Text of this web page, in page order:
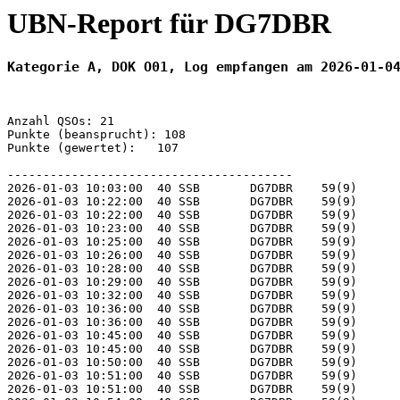
UBN-Report für DG7DBR
Kategorie A, DOK O01, Log empfangen am 2026-01-
Anzahl QSOs: 21
Punkte (beansprucht): 108
Punkte (gewertet):   107
----------------------------------------
2026-01-03 10:03:00  40 SSB       DG7DBR
2026-01-03 10:22:00  40 SSB       DG7DBR
2026-01-03 10:22:00  40 SSB       DG7DBR
2026-01-03 10:23:00  40 SSB       DG7DBR
2026-01-03 10:25:00  40 SSB       DG7DBR
2026-01-03 10:26:00  40 SSB       DG7DBR
2026-01-03 10:28:00  40 SSB       DG7DBR
2026-01-03 10:29:00  40 SSB       DG7DBR
2026-01-03 10:32:00  40 SSB       DG7DBR
2026-01-03 10:36:00  40 SSB       DG7DBR
2026-01-03 10:36:00  40 SSB       DG7DBR
2026-01-03 10:45:00  40 SSB       DG7DBR
2026-01-03 10:45:00  40 SSB       DG7DBR
2026-01-03 10:50:00  40 SSB       DG7DBR
2026-01-03 10:51:00  40 SSB       DG7DBR
2026-01-03 10:51:00  40 SSB       DG7DBR